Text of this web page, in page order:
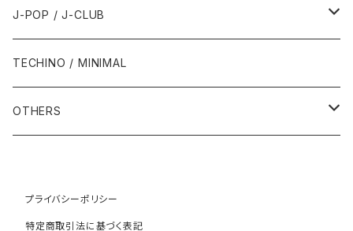
1995年
1996年
1998年
2005年
2011年
1999年
2005年
1991年
1991年
2000年
2001年
1985年・以前
1986年
1990年代
1990年
1991年
1993年
2000年代
2000年
2002年
1980年代
1988年・以前
1989年
1990年代
1990年
1992年
2000年代
2001年
J-POP / J-CLUB
1980年代
1990年代
1991年
2000年
TECHINO / MINIMAL
OTHERS
1985年・以前
1990年代
プライバシーポリシー
特定商取引法に基づく表記